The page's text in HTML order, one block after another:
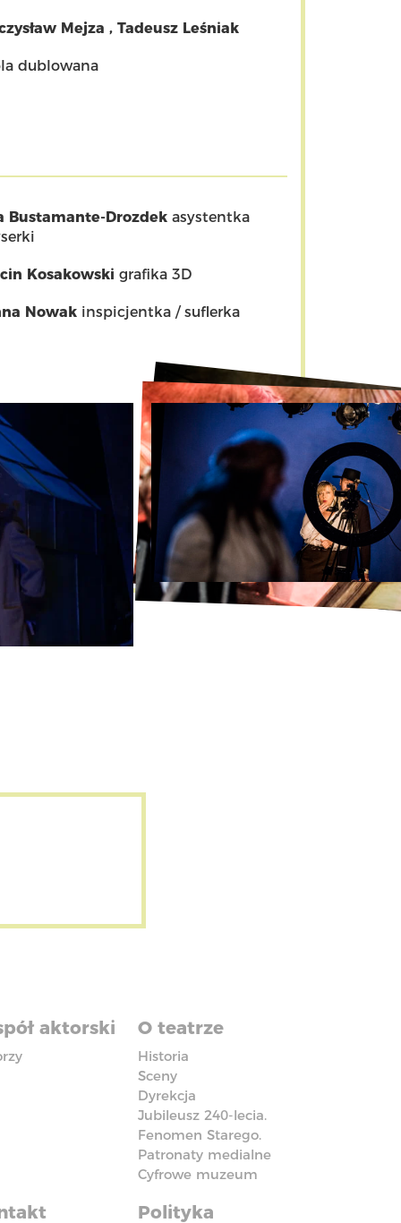
Mejza , Tadeusz Leśniak
dublowana
Bustamante-Drozdek asystentka
Kosakowski grafika 3D
Nowak inspicjentka / suflerka
aktorski O teatrze
Historia
Sceny
Dyrekcja
Jubileusz 240-lecia.
Fenomen Starego.
Patronaty medialne
Cyfrowe muzeum
Polityka